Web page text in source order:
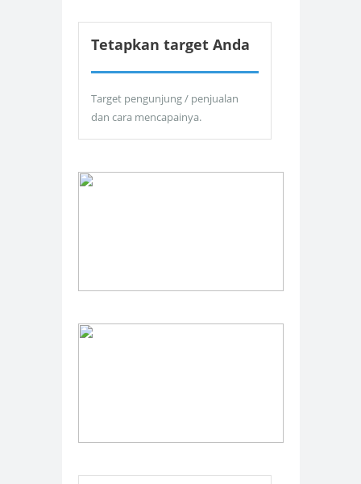
Tetapkan target Anda
Target pengunjung / penjualan
dan cara mencapainya.